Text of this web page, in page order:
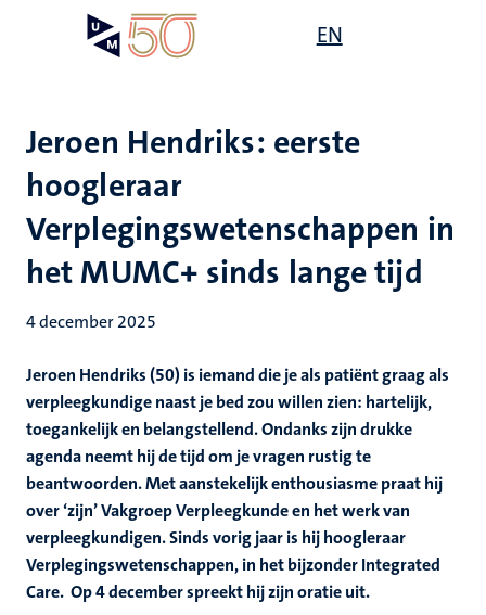
gaan
EN
Jeroen Hendriks: eerste
hoogleraar
Verplegingswetenschappen in
het MUMC+ sinds lange tijd
4 december 2025
Jeroen Hendriks (50) is iemand die je als patiënt graag als
verpleegkundige naast je bed zou willen zien: hartelijk,
toegankelijk en belangstellend. Ondanks zijn drukke
agenda neemt hij de tijd om je vragen rustig te
beantwoorden. Met aanstekelijk enthousiasme praat hij
over ‘zijn’ Vakgroep Verpleegkunde en het werk van
verpleegkundigen. Sinds vorig jaar is hij hoogleraar
Verplegingswetenschappen, in het bijzonder Integrated
Care. Op 4 december spreekt hij zijn oratie uit.